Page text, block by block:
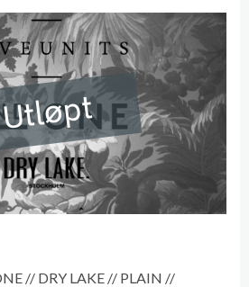
Utløpt
// DRY LAKE // PLAIN //